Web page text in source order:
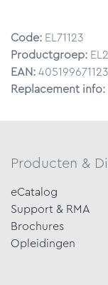
Code: EL71123
Productgroep: EL2
EAN:
Replacement info:
Producten &
eCatalog
Support & RMA
Brochures
Opleidingen